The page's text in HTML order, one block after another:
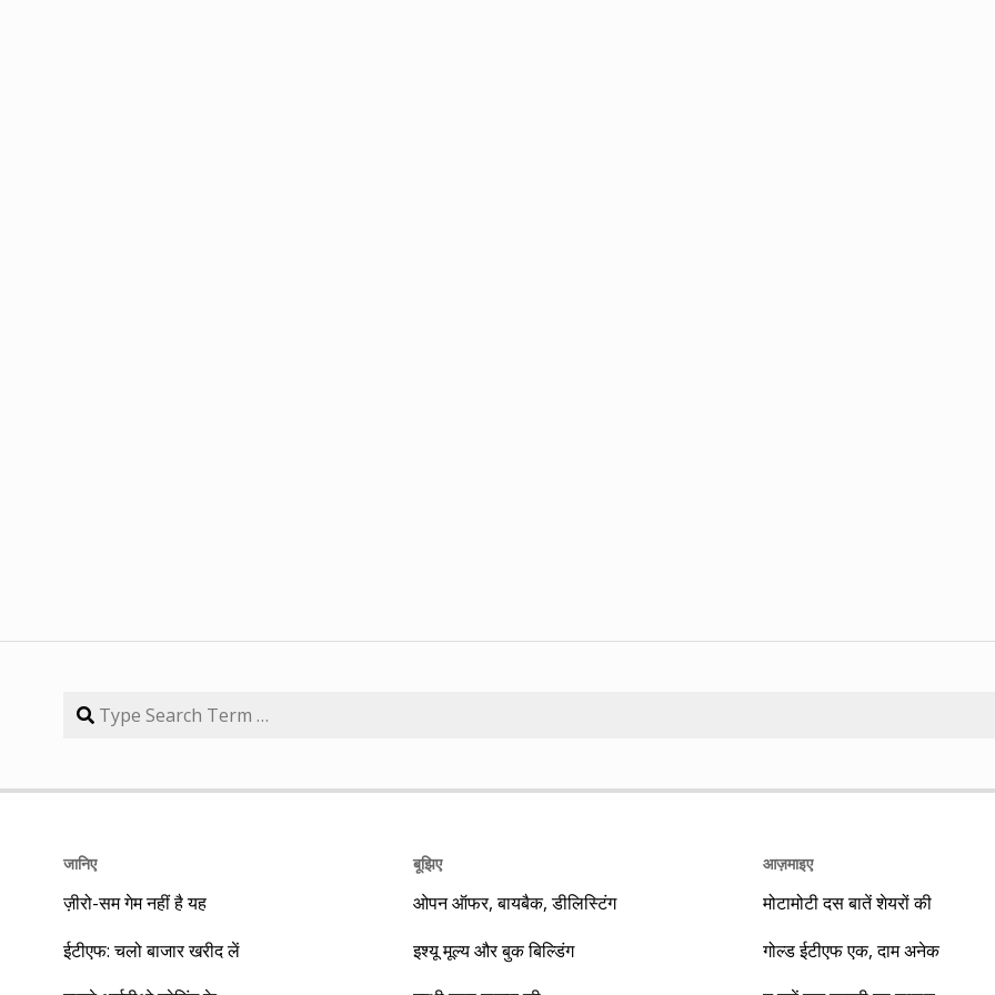
जानिए
ज़ीरो-सम गेम नहीं है यह
ईटीएफ: चलो बाजार खरीद लें
बूझिए
ओपन ऑफर, बायबैक, डीलिस्टिंग
इश्यू मूल्य और बुक बिल्डिंग
आज़माइए
मोटामोटी दस बातें शेयरों की
गोल्ड ईटीएफ एक, दाम अनेक